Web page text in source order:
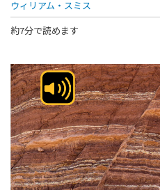
ウィリアム・スミス
約7分で読めます